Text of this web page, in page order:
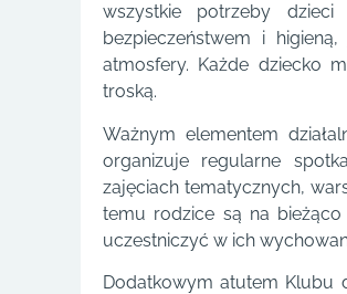
wszystkie potrzeby
bezpieczeństwem i
atmosfery. Każde dziecko
troską.
Ważnym elementem
organizuje regularne
zajęciach tematycznych,
temu rodzice są na
uczestniczyć w ich
Dodatkowym atutem Klubu